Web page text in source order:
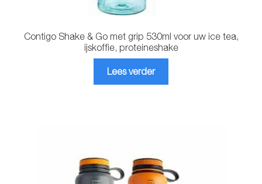
Contigo Shake & Go met grip 530ml voor uw ice tea,
ijskoffie, proteineshake
Lees verder